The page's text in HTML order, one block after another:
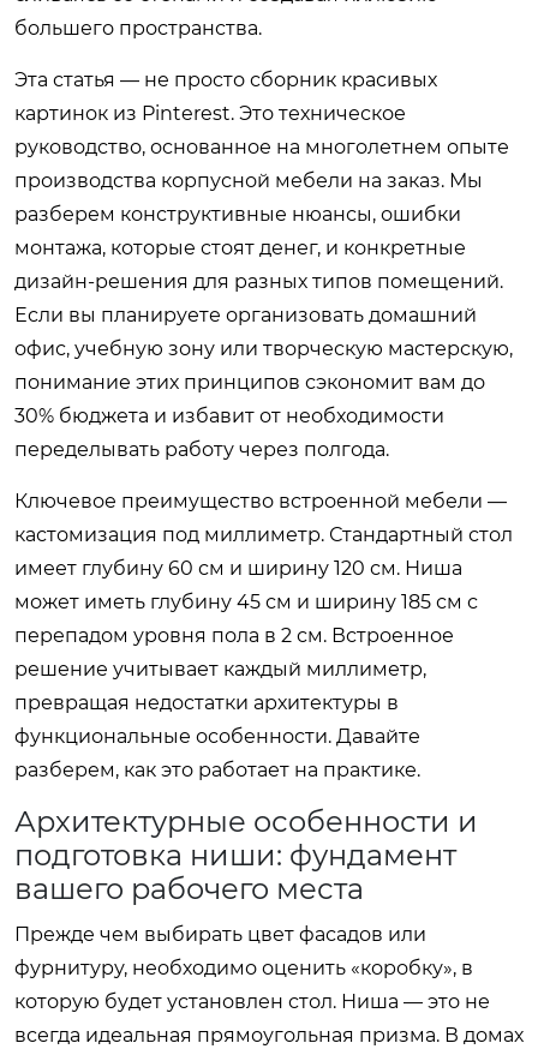
большего пространства.
Эта статья — не просто сборник красивых
картинок из Pinterest. Это техническое
руководство, основанное на многолетнем опыте
производства корпусной мебели на заказ. Мы
разберем конструктивные нюансы, ошибки
монтажа, которые стоят денег, и конкретные
дизайн-решения для разных типов помещений.
Если вы планируете организовать домашний
офис, учебную зону или творческую мастерскую,
понимание этих принципов сэкономит вам до
30% бюджета и избавит от необходимости
переделывать работу через полгода.
Ключевое преимущество встроенной мебели —
кастомизация под миллиметр. Стандартный стол
имеет глубину 60 см и ширину 120 см. Ниша
может иметь глубину 45 см и ширину 185 см с
перепадом уровня пола в 2 см. Встроенное
решение учитывает каждый миллиметр,
превращая недостатки архитектуры в
функциональные особенности. Давайте
разберем, как это работает на практике.
Архитектурные особенности и
подготовка ниши: фундамент
вашего рабочего места
Прежде чем выбирать цвет фасадов или
фурнитуру, необходимо оценить «коробку», в
которую будет установлен стол. Ниша — это не
всегда идеальная прямоугольная призма. В домах